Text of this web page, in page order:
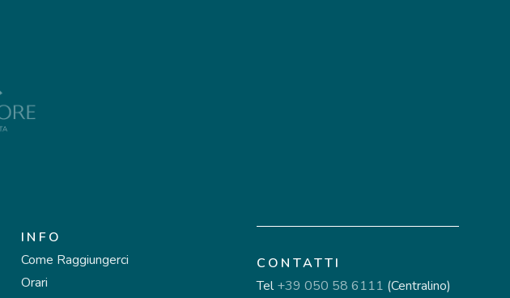
INFO
Come Raggiungerci
Orari
CONTATTI
Tel+39 050 58 6111 (Centralino)